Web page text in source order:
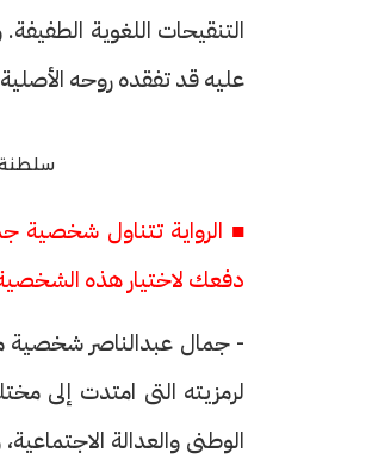
التنقيحات اللغوية
عليه قد تفقده روحه
■ الرواية تتناول شخصية
دفعك لاختيار هذه
- جمال عبدالناصر شخصية
لرمزيته التى امتدت إلى
الوطنى والعدالة